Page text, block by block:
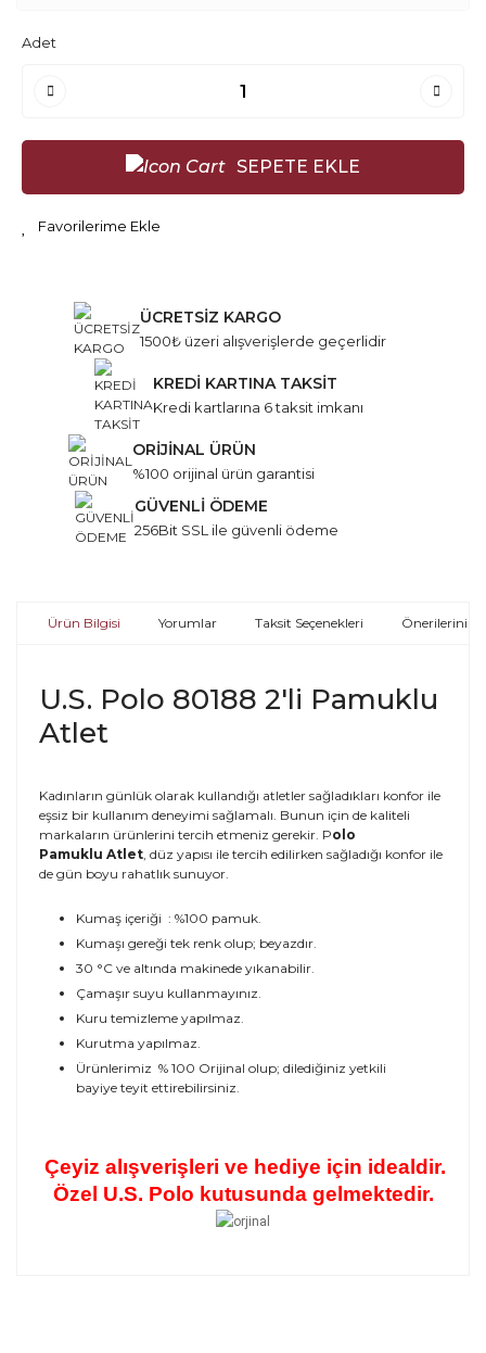
Adet
SEPETE EKLE
ÜCRETSİZ KARGO
1500₺ üzeri alışverişlerde geçerlidir
KREDİ KARTINA TAKSİT
Kredi kartlarına 6 taksit imkanı
ORİJİNAL ÜRÜN
%100 orijinal ürün garantisi
GÜVENLİ ÖDEME
256Bit SSL ile güvenli ödeme
Ürün Bilgisi Yorumlar Taksit Seçenekleri Önerileriniz
U.S. Polo 80188 2'li Pamuklu
Atlet
Kadınların günlük olarak kullandığı atletler sağladıkları konfor ile
eşsiz bir kullanım deneyimi sağlamalı. Bunun için de kaliteli
markaların ürünlerini tercih etmeniz gerekir. Polo
Pamuklu Atlet, düz yapısı ile tercih edilirken sağladığı konfor ile
de gün boyu rahatlık sunuyor.
Kumaş içeriği : %100 pamuk.
Kumaşı gereği tek renk olup; beyazdır.
30 °C ve altında makinede yıkanabilir.
Çamaşır suyu kullanmayınız.
Kuru temizleme yapılmaz.
Kurutma yapılmaz.
Ürünlerimiz % 100 Orijinal olup; dilediğiniz yetkili
bayiye teyit ettirebilirsiniz.
Çeyiz alışverişleri ve hediye için idealdir.
Özel U.S. Polo kutusunda gelmektedir.